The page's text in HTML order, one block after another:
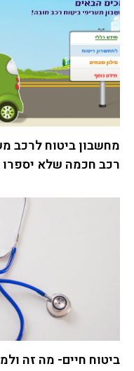
מחשבון ביטוח לרכב
רכב חכמה שלא יספרו
ביטוח חיים- מה זה